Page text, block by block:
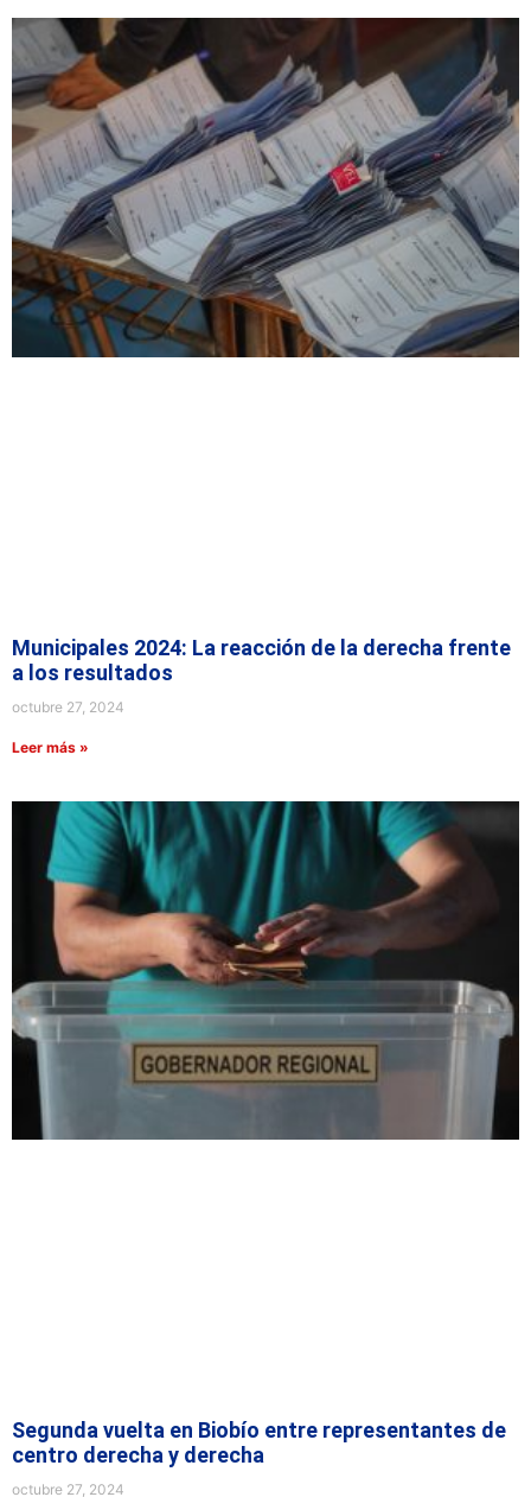
Municipales 2024: La reacción de la derecha frente
a los resultados
octubre 27, 2024
Leer más »
Segunda vuelta en Biobío entre representantes de
centro derecha y derecha
octubre 27, 2024